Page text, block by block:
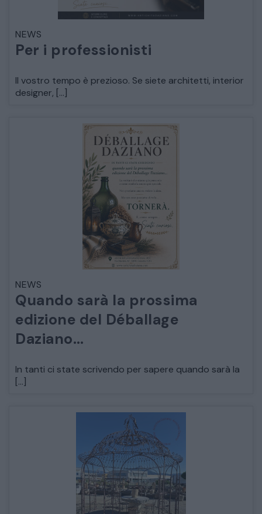
TAVOLI TAVOLINI CONSOLE
SEDIE POLTRONE DIVANI
CREDENZE – DOPPI CORPI – BUFFET
SALE DA PRANZO – STUDIO UFFICIO
ARREDO DA GIARDINO
DECORAZIONI OGGETTISTICA ILLUMINAZIONE
STILI ED ESPOSIZIONE
STRUMENTI MUSICALI
VEICOLI D’EPOCA
NEWS
Per i professionisti
Il vostro tempo è prezioso. Se siete architetti, interior
designer, […]
NEWS
Quando sarà la prossima
edizione del Déballage
Daziano…
In tanti ci state scrivendo per sapere quando sarà la
[…]